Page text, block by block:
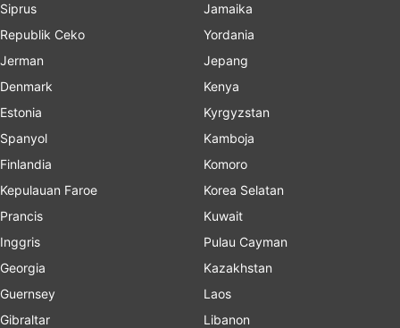
Siprus
Republik Ceko
Jerman
Denmark
Estonia
Spanyol
Finlandia
Kepulauan Faroe
Prancis
Inggris
Georgia
Guernsey
Gibraltar
Jamaika
Yordania
Jepang
Kenya
Kyrgyzstan
Kamboja
Komoro
Korea Selatan
Kuwait
Pulau Cayman
Kazakhstan
Laos
Libanon